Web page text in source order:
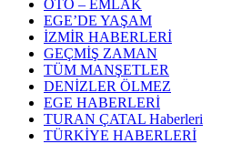
OTO – EMLAK
EGE’DE YAŞAM
İZMİR HABERLERİ
GEÇMİŞ ZAMAN
TÜM MANŞETLER
DENİZLER ÖLMEZ
EGE HABERLERİ
TURAN ÇATAL Haberleri
TÜRKİYE HABERLERİ